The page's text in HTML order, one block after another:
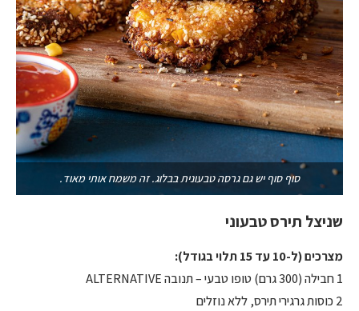
סוף סוף יש גם גרסה טבעונית בבלוג. זה משמח אותי מאוד.
שניצל תירס טבעוני
מצרכים (ל-10 עד 15 תלוי בגודל):
1 חבילה (300 גרם) טופו טבעי – תנובה ALTERNATIVE
2 כוסות גרגירי תירס, ללא נוזלים